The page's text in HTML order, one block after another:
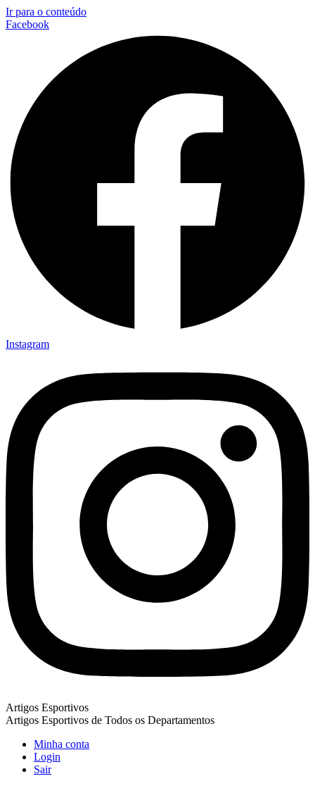
Ir para o conteúdo
Facebook
Instagram
Artigos Esportivos
Artigos Esportivos de Todos os Departamentos
Minha conta
Login
Sair